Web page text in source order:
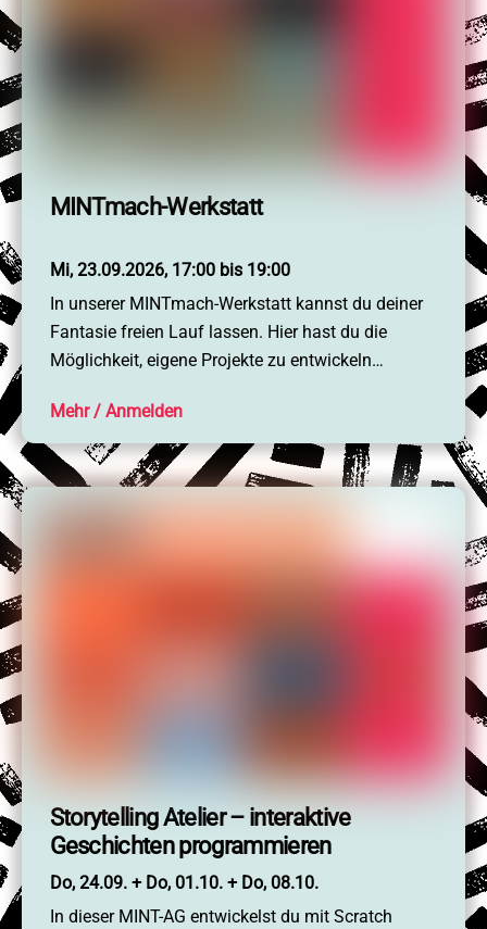
MINTmach-Werkstatt
Mi, 23.09.2026, 17:00 bis 19:00
In unserer MINTmach-Werkstatt kannst du deiner
Fantasie freien Lauf lassen. Hier hast du die
Möglichkeit, eigene Projekte zu entwickeln…
Mehr
Storytelling Atelier – interaktive
Geschichten programmieren
Do, 24.09. + Do, 01.10. + Do, 08.10.
In dieser MINT-AG entwickelst du mit Scratch